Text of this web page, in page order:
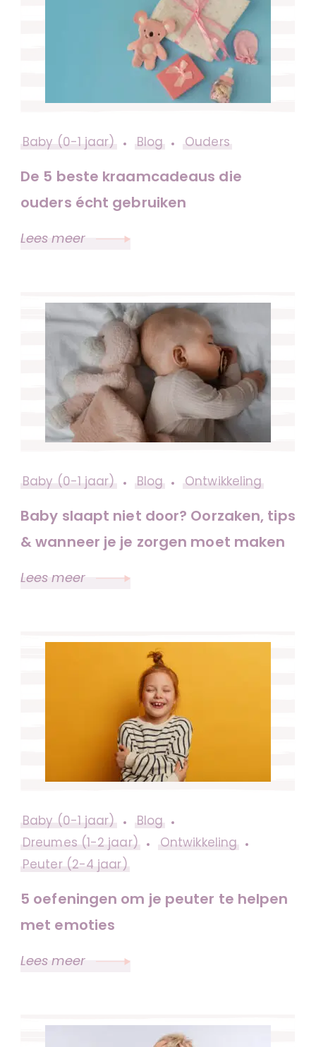
Baby (0-1 jaar) Blog Ouders
De 5 beste kraamcadeaus die
ouders écht gebruiken
Lees meer
Baby (0-1 jaar) Blog Ontwikkeling
Baby slaapt niet door? Oorzaken, tips
& wanneer je je zorgen moet maken
Lees meer
Baby (0-1 jaar)
Blog
Dreumes (1-2 jaar)
Ontwikkeling
Peuter (2-4 jaar)
5 oefeningen om je peuter te helpen
met emoties
Lees meer